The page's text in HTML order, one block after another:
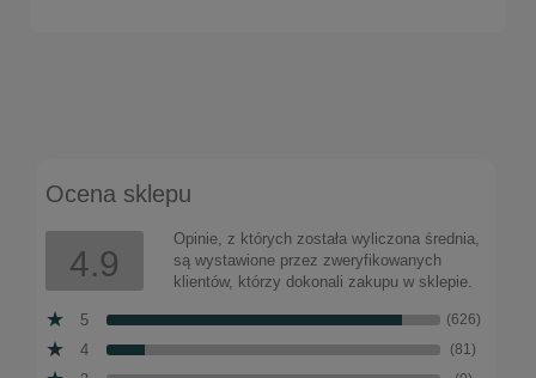
Ocena sklepu
4.9
Opinie, z których została wyliczona średnia,
są wystawione przez zweryfikowanych
klientów, którzy dokonali zakupu w sklepie.
5 (626)
4 (81)